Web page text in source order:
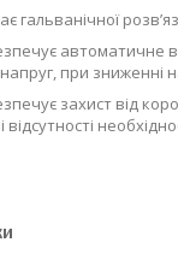
гальванічної
автоматичне
при зниженні
захист від
відсутності